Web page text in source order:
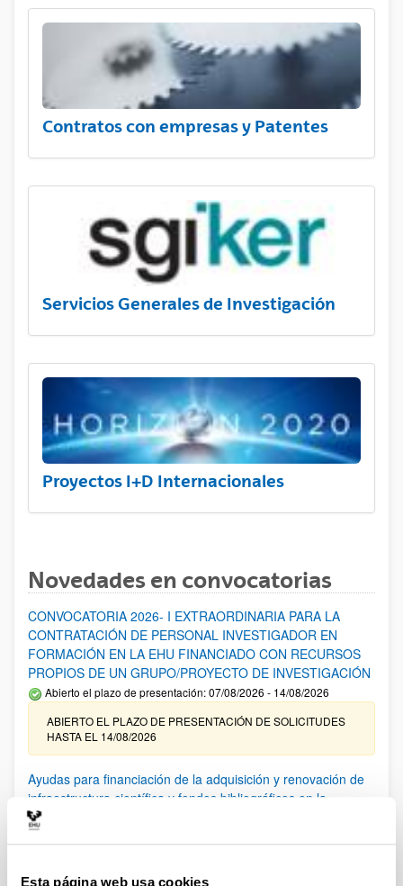
Esta página web usa cookies
Contratos con empresas y Patentes
Servicios Generales de Investigación
Proyectos I+D Internacionales
Novedades en convocatorias
CONVOCATORIA 2026- I EXTRAORDINARIA PARA LA
CONTRATACIÓN DE PERSONAL INVESTIGADOR EN
FORMACIÓN EN LA EHU FINANCIADO CON RECURSOS
PROPIOS DE UN GRUPO/PROYECTO DE INVESTIGACIÓN
Abierto el plazo de presentación: 07/08/2026 - 14/08/2026
ABIERTO EL PLAZO DE PRESENTACIÓN DE SOLICITUDES
HASTA EL 14/08/2026
Ayudas para financiación de la adquisición y renovación de
infraestructura científica y fondos bibliográficos en la
UPV/EHU 2026
solicitudes admitidas y excluidas. 23/03/2026: Relación